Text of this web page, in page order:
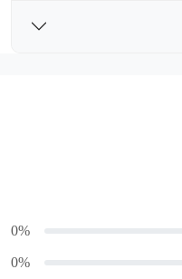
0%
0%